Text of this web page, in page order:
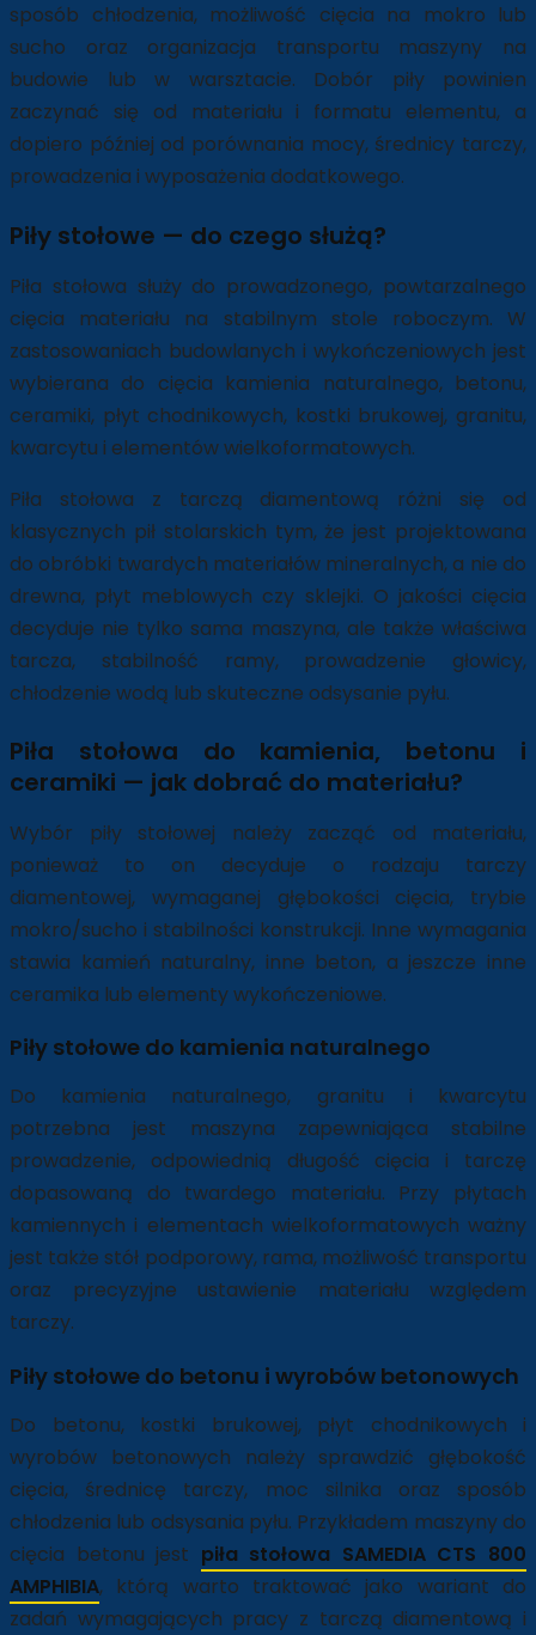
sposób chłodzenia, możliwość cięcia na mokro lub
sucho oraz organizacja transportu maszyny na
budowie lub w warsztacie. Dobór piły powinien
zaczynać się od materiału i formatu elementu, a
dopiero później od porównania mocy, średnicy tarczy,
prowadzenia i wyposażenia dodatkowego.
Piły stołowe — do czego służą?
Piła stołowa służy do prowadzonego, powtarzalnego
cięcia materiału na stabilnym stole roboczym. W
zastosowaniach budowlanych i wykończeniowych jest
wybierana do cięcia kamienia naturalnego, betonu,
ceramiki, płyt chodnikowych, kostki brukowej, granitu,
kwarcytu i elementów wielkoformatowych.
Piła stołowa z tarczą diamentową różni się od
klasycznych pił stolarskich tym, że jest projektowana
do obróbki twardych materiałów mineralnych, a nie do
drewna, płyt meblowych czy sklejki. O jakości cięcia
decyduje nie tylko sama maszyna, ale także właściwa
tarcza, stabilność ramy, prowadzenie głowicy,
chłodzenie wodą lub skuteczne odsysanie pyłu.
Piła stołowa do kamienia, betonu i
ceramiki — jak dobrać do materiału?
Wybór piły stołowej należy zacząć od materiału,
ponieważ to on decyduje o rodzaju tarczy
diamentowej, wymaganej głębokości cięcia, trybie
mokro/sucho i stabilności konstrukcji. Inne wymagania
stawia kamień naturalny, inne beton, a jeszcze inne
ceramika lub elementy wykończeniowe.
Piły stołowe do kamienia naturalnego
Do kamienia naturalnego, granitu i kwarcytu
potrzebna jest maszyna zapewniająca stabilne
prowadzenie, odpowiednią długość cięcia i tarczę
dopasowaną do twardego materiału. Przy płytach
kamiennych i elementach wielkoformatowych ważny
jest także stół podporowy, rama, możliwość transportu
oraz precyzyjne ustawienie materiału względem
tarczy.
Piły stołowe do betonu i wyrobów betonowych
Do betonu, kostki brukowej, płyt chodnikowych i
wyrobów betonowych należy sprawdzić głębokość
cięcia, średnicę tarczy, moc silnika oraz sposób
chłodzenia lub odsysania pyłu. Przykładem maszyny do
cięcia betonu jest piła stołowa SAMEDIA CTS 800
AMPHIBIA, którą warto traktować jako wariant do
zadań wymagających pracy z tarczą diamentową i